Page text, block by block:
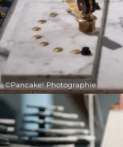
©Pancake! Photographie